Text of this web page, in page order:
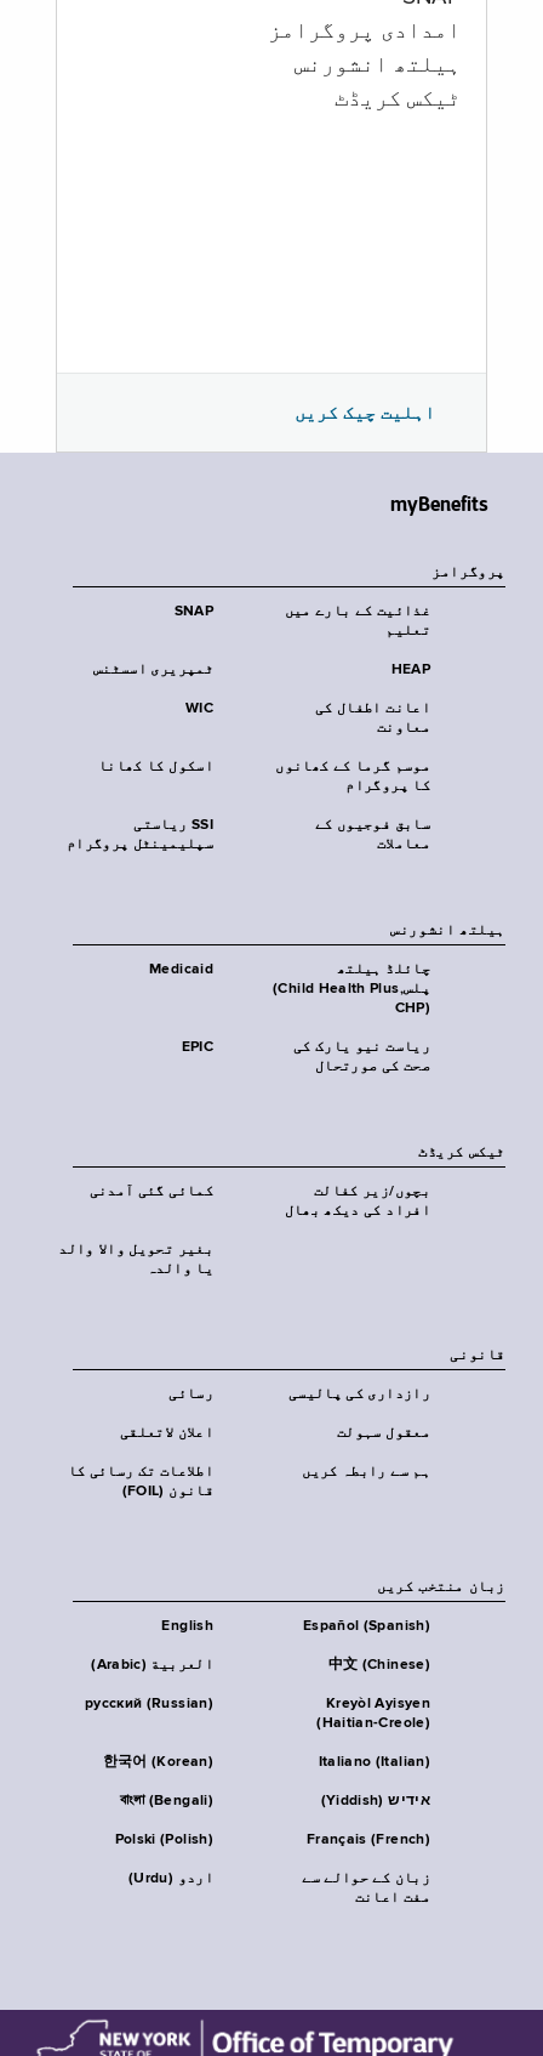
امدادی پروگرامز
‏ہیلتھ انشورنس
ٹیکس کریڈٹ
اہلیت چیک کریں
myBenefits
پروگرامز
SNAP
غذائیت کے بارے میں
تعلیم
ٹمپریری اسسٹنس HEAP
WIC
اعانت اطفال کی
معاونت
اسکول کا کھانا
موسم گرما کے کھانوں
کا پروگرام
SSI ریاستی
سپلیمینٹل پروگرام
سابق فوجیوں کے
معاملات
‏ہیلتھ انشورنس
Medicaid
چائلڈ ہیلتھ
پلس‎(Child Health Plus,
CHP)‎
EPIC
ریاست نیو یارک کی
صحت کی صورتحال
ٹیکس کریڈٹ
کمائی گئی آمدنی
بچوں/زیر کفالت
افراد کی دیکھ بھال
بغیر تحویل والا والد
یا والدہ
قانونی
رسائی رازداری کی پالیسی
اعلان لاتعلقی معقول سہولت
اطلاعات تک رسائی کا
قانون (FOIL)
ہم سے رابطہ کریں
زبان منتخب کریں
English Español (Spanish)
العربية (Arabic) 中文 (Chinese)
русский (Russian)
Kreyòl Ayisyen
(Haitian-Creole)
한국어 (Korean) Italiano (Italian)
বাংলা (Bengali) אידיש (Yiddish)
Polski (Polish) Français (French)
اردو (Urdu)
زبان کے حوالے سے
مفت اعانت